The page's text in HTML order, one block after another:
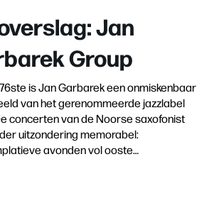
Jan
Group
is Jan Garbarek een onmiskenbaar
van het gerenommeerde jazzlabel
concerten van de Noorse saxofonist
uitzondering memorabel:
avonden vol ooste…